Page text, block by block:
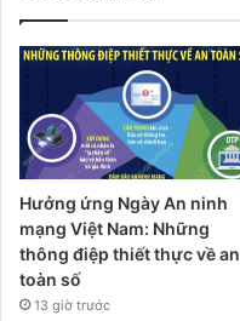
Hưởng ứng Ngày An ninh
mạng Việt Nam: Những
thông điệp thiết thực về an
toàn số
13 giờ trước